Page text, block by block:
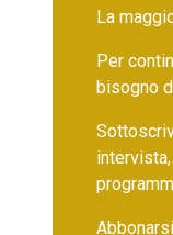
La
Per
bisogno